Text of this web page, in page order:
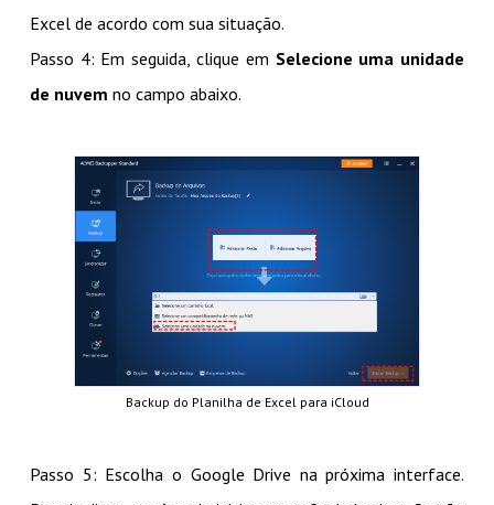
Excel de acordo com sua situação.
Passo 4: Em seguida, clique em Selecione uma unidade
de nuvem no campo abaixo.
Backup do Planilha de Excel para iCloud
Passo 5: Escolha o Google Drive na próxima interface.